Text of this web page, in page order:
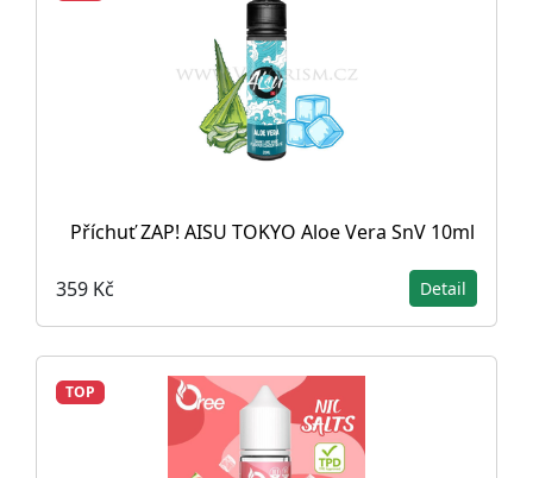
Příchuť ZAP! AISU TOKYO Aloe Vera SnV 10ml
359 Kč Detail
TOP